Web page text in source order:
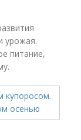
урожая.
питание,